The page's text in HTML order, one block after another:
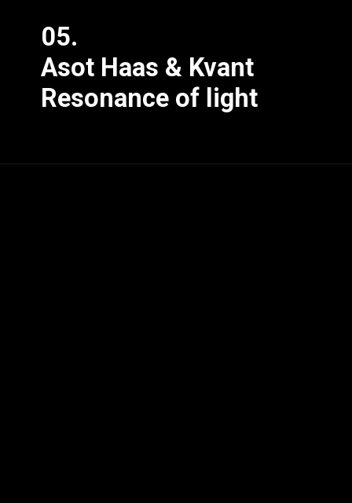
05.
Asot Haas & Kvant
Resonance of light